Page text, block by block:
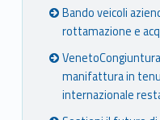
Bando veicoli
rottamazione e
manifattura in
internazionale